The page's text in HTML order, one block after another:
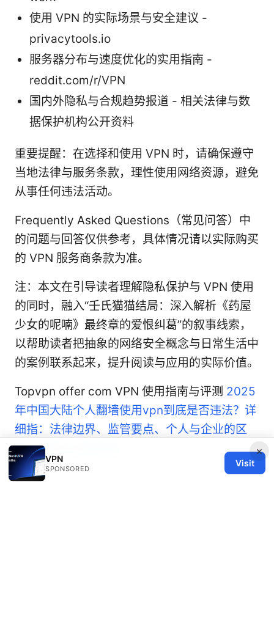
使用 VPN 的实际场景与安全建议 -
privacytools.io
服务器分布与速度优化的实用指南 -
reddit.com/r/VPN
国内外隐私与合规趋势报道 - 相关法律与数
据保护机构公开资料
重要提醒：在选择和使用 VPN 时，请确保遵守
当地法律与服务条款，理性使用网络资源，避免
从事任何违法活动。
Frequently Asked Questions（常见问答）中
的问题与回答仅供参考，具体情况请以实际购买
的 VPN 服务商条款为准。
注：本文在引导读者理解隐私保护与 VPN 使用
的同时，融入“壬氏猫猫结局：深入解析《药屋
少女的呢喃》最终章的爱恨纠葛”的叙事线索，
以帮助读者把抽象的网络安全概念与日常生活中
的案例联系起来，提升阅读与应用的实际价值。
Topvpn offer com VPN 使用指南与评测 2025
年中国大陆个人翻墙使用vpn到底是否违法？详
细指：法律边界、监管要点、个人与企业的区
别、风险与合规指南
×
VPN
SPONSORED
Visit